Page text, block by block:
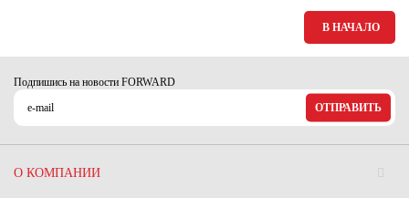
В НАЧАЛО
Подпишись на новости FORWARD
ОТПРАВИТЬ
О КОМПАНИИ